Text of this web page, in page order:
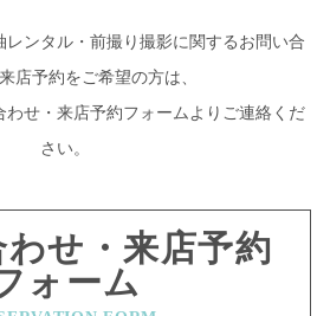
ンタル・前撮り撮影に関するお問い合
店予約をご希望の方は、
わせ・来店予約フォームよりご連絡くだ
さい。
せ・来店予約
ォーム